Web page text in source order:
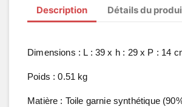
Description Détails du
Dimensions : L : 39 x h : 29 x P : 14
Poids : 0.51 kg
Matière : Toile garnie synthétique(